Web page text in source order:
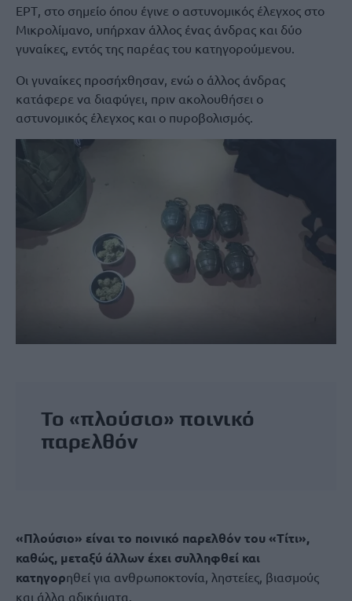
ΕΡΤ, στο σημείο όπου έγινε ο αστυνομικός έλεγχος στο
Μικρολίμανο, υπήρχαν άλλος ένας άνδρας και δύο
γυναίκες, εντός της παρέας του κατηγορούμενου.
Οι γυναίκες προσήχθησαν, ενώ ο άλλος άνδρας
κατάφερε να διαφύγει, πριν ακολουθήσει ο
αστυνομικός έλεγχος και ο πυροβολισμός.
Το «πλούσιο» ποινικό
παρελθόν
«Πλούσιο» είναι το ποινικό παρελθόν του «Τίτι»,
καθώς, μεταξύ άλλων έχει συλληφθεί και
κατηγορηθεί για ανθρωποκτονία, ληστείες, βιασμούς
και άλλα αδικήματα.